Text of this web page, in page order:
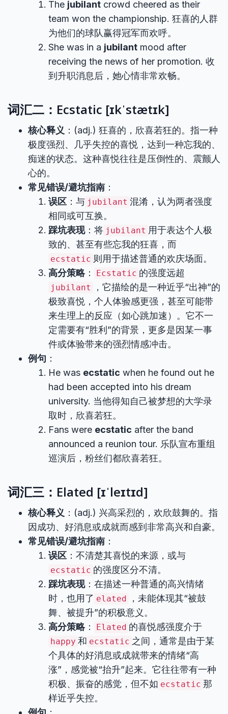
The jubilant crowd cheered as their
team won the championship. 狂喜的人群
为他们的球队赢得冠军而欢呼。
She was in a jubilant mood after
receiving the news of her promotion. 收
到升职消息后，她心情非常欢畅。
词汇二：Ecstatic [ɪkˈstætɪk]
核心释义 ：(adj.) 狂喜的，欣喜若狂的。指一种
极度强烈、几乎失控的喜悦，达到一种忘我的、
痴迷的状态。这种喜悦往往是压倒性的、震颤人
心的。
常见错误/避坑指南 ：
误区 ：与 jubilant 混淆，认为两者强度
相同或可互换。
踩坑表现：将 jubilant 用于表达个人极
致的、甚至有些忘我的狂喜，而
ecstatic 则用于描述普通的欢庆场面。
高分策略 ： Ecstatic 的强度远超
jubilant
，它描绘的是一种近乎“出神”的
极致喜悦，个人体验感更强，甚至可能带
来生理上的反应（如心跳加速）。它不一
定需要有“胜利”的背景，更多是因某一事
件或体验带来的强烈情感冲击。
例句 ：
He was ecstatic when he found out he
had been accepted into his dream
university. 当他得知自己被梦想的大学录
取时，欣喜若狂。
Fans were ecstatic after the band
announced a reunion tour. 乐队宣布重组
巡演后，粉丝们都欣喜若狂。
词汇三：Elated [ɪˈleɪtɪd]
核心释义 ：(adj.) 兴高采烈的，欢欣鼓舞的。指
因成功、好消息或成就而感到非常高兴和自豪。
常见错误/避坑指南 ：
误区 ：不清楚其喜悦的来源，或与
ecstatic 的强度区分不清。
踩坑表现：在描述一种普通的高兴情绪
时，也用了 elated
，未能体现其“被鼓
舞、被提升”的积极意义。
高分策略 ： Elated 的喜悦感强度介于
happy 和 ecstatic 之间，通常是由于某
个具体的好消息或成就带来的情绪“高
涨”，感觉被“抬升”起来。它往往带有一种
积极、振奋的感觉，但不如 ecstatic 那
样近乎失控。